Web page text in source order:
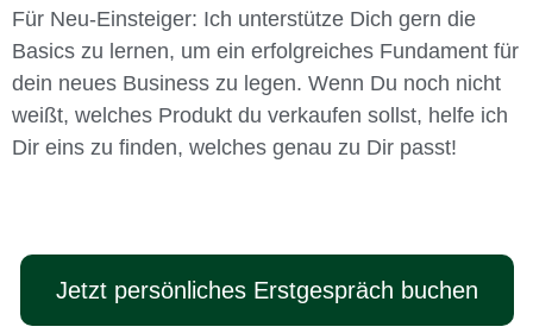
Für Neu-Einsteiger: Ich unterstütze Dich gern die
Basics zu lernen, um ein erfolgreiches Fundament für
dein neues Business zu legen. Wenn Du noch nicht
weißt, welches Produkt du verkaufen sollst, helfe ich
Dir eins zu finden, welches genau zu Dir passt!
Jetzt persönliches Erstgespräch buchen